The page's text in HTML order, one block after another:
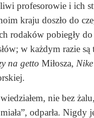
profesorowie i ich
kraju doszło do
rodaków pobiegły
w każdym razie
na getto Miłosza,
nie bez
odparła.